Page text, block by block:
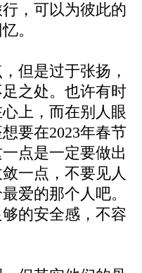
，可以为彼此的
。
但是过于张扬，
之处。也许有时
上，而在别人眼
要在2023年春节
点是一定要做出
一点，不要见人
爱的那个人吧。
的安全感，不容